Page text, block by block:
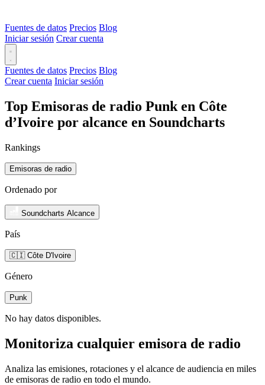
Fuentes de datos Precios Blog
Iniciar sesión Crear cuenta
Fuentes de datos Precios Blog
Crear cuenta Iniciar sesión
Top Emisoras de radio Punk en Côte
d’Ivoire por alcance en Soundcharts
Rankings
Emisoras de radio
Ordenado por
Soundcharts Alcance
País
🇨🇮 Côte D'Ivoire
Género
Punk
No hay datos disponibles.
Monitoriza cualquier emisora de radio
Analiza las emisiones, rotaciones y el alcance de audiencia en miles
de emisoras de radio en todo el mundo.